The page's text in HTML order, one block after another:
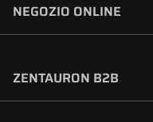
NEGOZIO ONLINE
ZENTAURON B2B